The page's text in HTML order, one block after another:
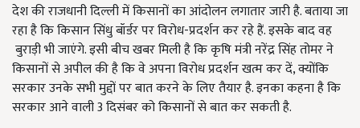
देश की राजधानी दिल्ली में किसानों का आंदोलन लगातार जारी है. बताया जा
रहा है कि किसान सिंधु बॉर्डर पर विरोध-प्रदर्शन कर रहे हैं. इसके बाद वह
बुराड़ी भी जाएंगे. इसी बीच खबर मिली है कि कृषि मंत्री नरेंद्र सिंह तोमर ने
किसानों से अपील की है कि वे अपना विरोध प्रदर्शन खत्म कर दें, क्योंकि
सरकार उनके सभी मुद्दों पर बात करने के लिए तैयार है. इनका कहना है कि
सरकार आने वाली 3 दिसंबर को किसानों से बात कर सकती है.